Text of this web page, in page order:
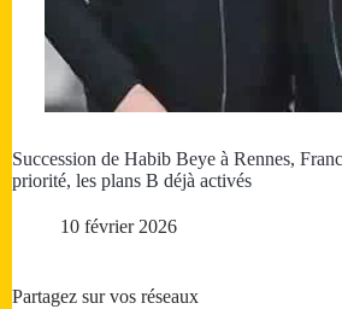
Succession de Habib Beye à Rennes,
priorité, les plans B déjà activés
10 février 2026
Partagez sur vos réseaux